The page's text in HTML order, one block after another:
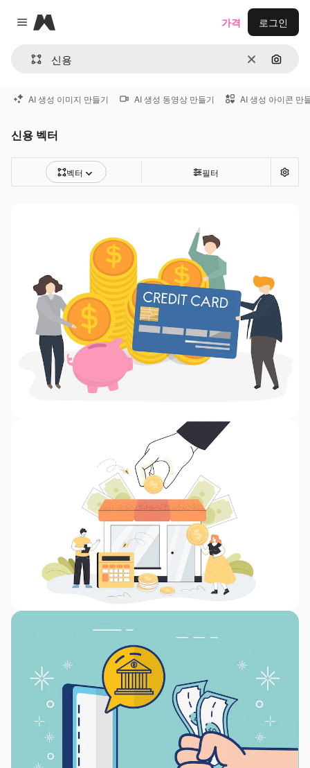
Close menu
Magnific
지우기이미지
가격 로그인
AI 생성 이미지 만들기 AI 생성 동영상 만들기 AI 생성 아이콘 만
신용 벡터
벡터 필터